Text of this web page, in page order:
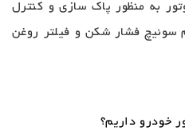
به منظور پاک سازی و کنترل
سوئیچ فشار شکن و فیلتر روغن
خودرو داریم؟